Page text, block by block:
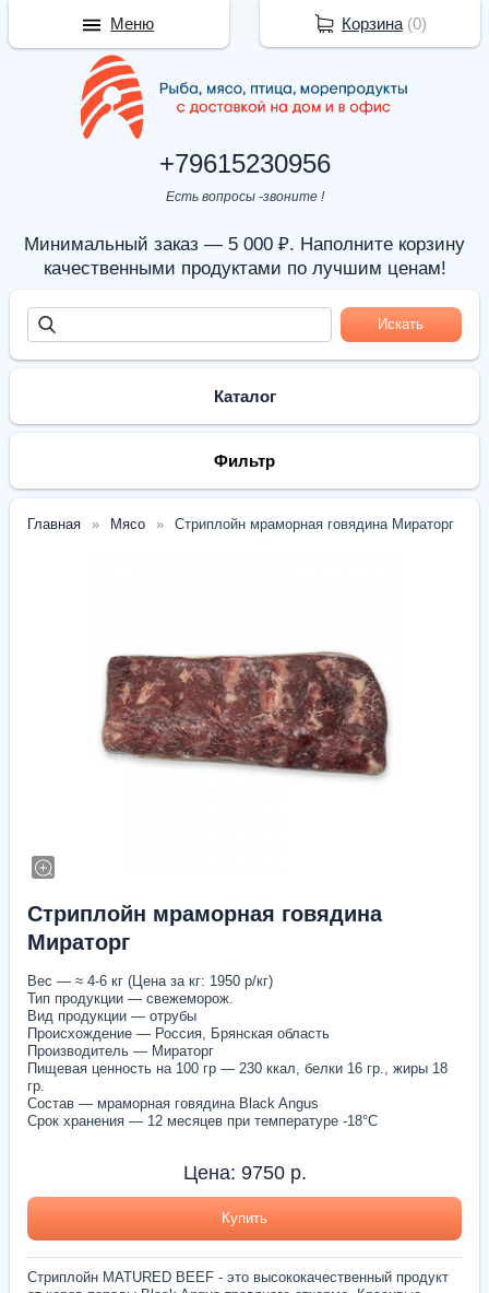
+79615230956
Есть вопросы -звоните !
Минимальный заказ — 5 000 ₽. Наполните корзину
качественными продуктами по лучшим ценам!
Каталог
Фильтр
Главная Мясо Стриплойн мраморная говядина Мираторг
Стриплойн мраморная говядина
Мираторг
Вес — ≈ 4-6 кг (Цена за кг: 1950 р/кг)
Тип продукции — свежеморож.
Вид продукции — отрубы
Происхождение — Россия, Брянская область
Производитель — Мираторг
Пищевая ценность на 100 гр — 230 ккал, белки 16 гр., жиры 18
гр.
Состав — мраморная говядина Black Angus
Срок хранения — 12 месяцев при температуре -18°С
Цена: 9750р.
Купить
Стриплойн MATURED BEEF - это высококачественный продукт
Корзина(0)
Меню